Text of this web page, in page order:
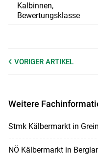
Skip to
Kalbinnen,
Bewertungsklasse
VORIGER ARTIKEL
Weitere
Stmk Kälbermarkt in
NÖ Kälbermarkt in